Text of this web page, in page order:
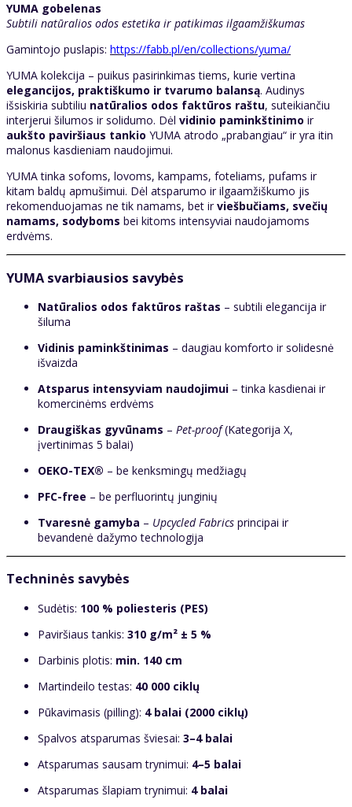
YUMA gobelenas
Subtili natūralios odos estetika ir patikimas ilgaamžiškumas
Gamintojo puslapis: https://fabb.pl/en/collections/yuma/
YUMA kolekcija – puikus pasirinkimas tiems, kurie vertina
elegancijos, praktiškumo ir tvarumo balansą. Audinys
išsiskiria subtiliu natūralios odos faktūros raštu, suteikiančiu
interjerui šilumos ir solidumo. Dėl vidinio paminkštinimo ir
aukšto paviršiaus tankio YUMA atrodo „prabangiau“ ir yra itin
malonus kasdieniam naudojimui.
YUMA tinka sofoms, lovoms, kampams, foteliams, pufams ir
kitam baldų apmušimui. Dėl atsparumo ir ilgaamžiškumo jis
rekomenduojamas ne tik namams, bet irviešbučiams, svečių
namams, sodyboms bei kitoms intensyviai naudojamoms
erdvėms.
YUMA svarbiausios savybės
Natūralios odos faktūros raštas – subtili elegancija ir
šiluma
Vidinis paminkštinimas – daugiau komforto ir solidesnė
išvaizda
Atsparus intensyviam naudojimui – tinka kasdienai ir
komercinėms erdvėms
Draugiškas gyvūnams – Pet-proof(Kategorija X,
įvertinimas 5 balai)
OEKO-TEX® – be kenksmingų medžiagų
PFC-free – be perfluorintų junginių
Tvaresnė gamyba – Upcycled Fabrics principai ir
bevandenė dažymo technologija
Techninės savybės
Sudėtis: 100 % poliesteris (PES)
Paviršiaus tankis: 310 g/m² ± 5 %
Darbinis plotis: min. 140 cm
Martindeilo testas: 40 000 ciklų
Pūkavimasis (pilling): 4 balai (2000 ciklų)
Spalvos atsparumas šviesai: 3–4 balai
Atsparumas sausam trynimui: 4–5 balai
Atsparumas šlapiam trynimui: 4 balai